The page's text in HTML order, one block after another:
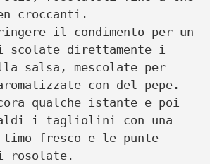
croccanti.
il condimento per un
scolate direttamente i
salsa, mescolate per
con del pepe.
qualche istante e poi
i tagliolini con una
fresco e le punte
rosolate.